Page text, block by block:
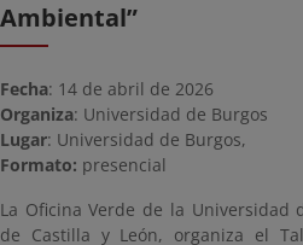
Ambiental”
Fecha: 14 de abril de 2026
Organiza: Universidad de Burgos
Lugar: Universidad de Burgos,
Formato: presencial
La Oficina Verde de la Universidad
de Castilla y León, organiza el